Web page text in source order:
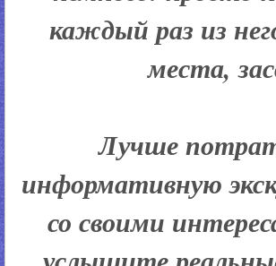
каждый раз из
места,
Лучше
информативную
со своими